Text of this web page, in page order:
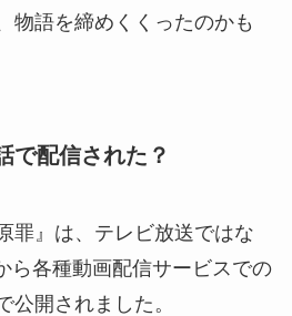
物語を締めくくったのかも
で配信された？
罪』は、テレビ放送ではな
ら各種動画配信サービスでの
公開されました。